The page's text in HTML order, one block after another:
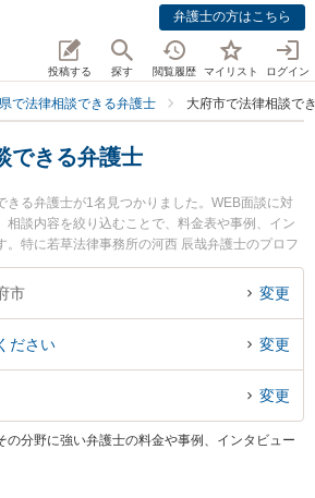
弁護士の方はこちら
投稿する 探す 閲覧履歴 マイリスト ログイン
で法律相談できる弁護士 大府市で法律相談で
できる弁護士
きる弁護士が1名見つかりました。WEB面談に対
相談内容を絞り込むことで、料金表や事例、イン
。特に若草法律事務所の河西 辰哉弁護士のプロフ
みなどが注目されています。離婚や相続、交通事
ル、企業法務まで幅広く取り扱う弁護士が多数。
決の実績豊富な近くの弁護士を検索したい』『初
整理を法律相談できる大府市内の弁護士に相談予
談者さんにおすすめです。
市 変更
ださい 変更
変更
の分野に強い弁護士の料金や事例、インタビュー